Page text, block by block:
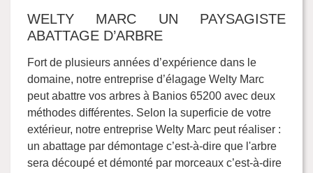
WELTY MARC UN PAYSAGISTE
ABATTAGE D’ARBRE
Fort de plusieurs années d’expérience dans le
domaine, notre entreprise d’élagage Welty Marc
peut abattre vos arbres à Banios 65200 avec deux
méthodes différentes. Selon la superficie de votre
extérieur, notre entreprise Welty Marc peut réaliser :
un abattage par démontage c’est-à-dire que l'arbre
sera découpé et démonté par morceaux c’est-à-dire